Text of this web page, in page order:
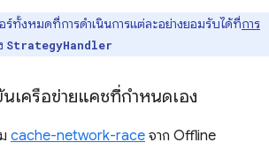
ร์ทั้งหมดที่การดำเนินการแต่ละอย่างยอมรับได้ที่การ
StrategyHandler
เครือข่ายแคชที่กำหนดเอง
cache-network-race จาก Offline